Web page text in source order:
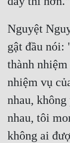
Nguyệt
gật đầu nói:
thành
nhiệm vụ
nhau,
nhau, tôi
không ai